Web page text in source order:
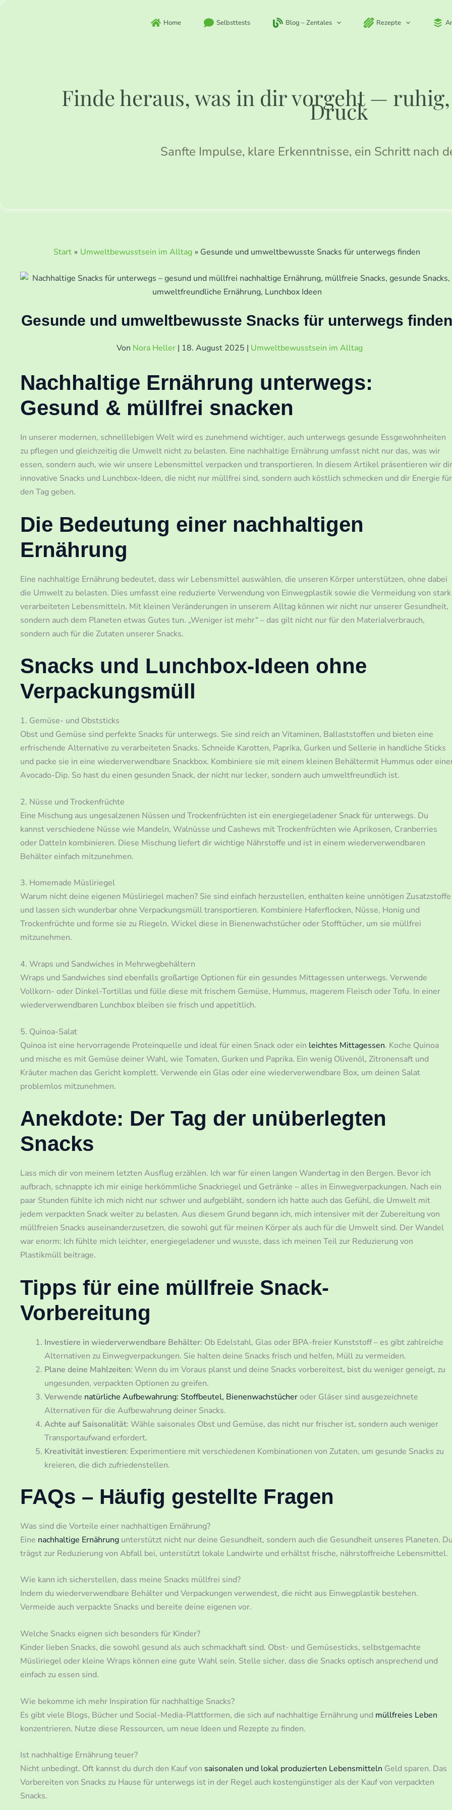
Home Selbsttests Blog – Zentales Rezepte
Finde heraus, was in dir vorgeht —
Druck
Sanfte Impulse, klare Erkenntnisse, ein Schritt nach
Start Umweltbewusstsein im Alltag Gesunde und umweltbewusste Snacks für unterwegs finden
Gesunde und umweltbewusste Snacks für unterwegs finden
Von Nora Heller | 18. August 2025 | Umweltbewusstsein im Alltag
Nachhaltige Ernährung unterwegs:
Gesund & müllfrei snacken
In unserer modernen, schnelllebigen Welt wird es zunehmend wichtiger, auch unterwegs gesunde Essgewohnheiten
zu pflegen und gleichzeitig die Umwelt nicht zu belasten. Eine nachhaltige Ernährung umfasst nicht nur das, was wir
essen, sondern auch, wie wir unsere Lebensmittel verpacken und transportieren. In diesem Artikel präsentieren wir dir
innovative Snacks und Lunchbox-Ideen, die nicht nur müllfrei sind, sondern auch köstlich schmecken und dir Energie für
den Tag geben.
Die Bedeutung einer nachhaltigen
Ernährung
Eine nachhaltige Ernährung bedeutet, dass wir Lebensmittel auswählen, die unseren Körper unterstützen, ohne dabei
die Umwelt zu belasten. Dies umfasst eine reduzierte Verwendung von Einwegplastik sowie die Vermeidung von stark
verarbeiteten Lebensmitteln. Mit kleinen Veränderungen in unserem Alltag können wir nicht nur unserer Gesundheit,
sondern auch dem Planeten etwas Gutes tun. „Weniger ist mehr“ – das gilt nicht nur für den Materialverbrauch,
sondern auch für die Zutaten unserer Snacks.
Snacks und Lunchbox-Ideen ohne
Verpackungsmüll
1. Gemüse- und Obststicks
Obst und Gemüse sind perfekte Snacks für unterwegs. Sie sind reich an Vitaminen, Ballaststoffen und bieten eine
erfrischende Alternative zu verarbeiteten Snacks. Schneide Karotten, Paprika, Gurken und Sellerie in handliche Sticks
und packe sie in eine wiederverwendbare Snackbox. Kombiniere sie mit einem kleinen Behältermit Hummus oder
Avocado-Dip. So hast du einen gesunden Snack, der nicht nur lecker, sondern auch umweltfreundlich ist.
2. Nüsse und Trockenfrüchte
Eine Mischung aus ungesalzenen Nüssen und Trockenfrüchten ist ein energiegeladener Snack für unterwegs. Du
kannst verschiedene Nüsse wie Mandeln, Walnüsse und Cashews mit Trockenfrüchten wie Aprikosen, Cranberries
oder Datteln kombinieren. Diese Mischung liefert dir wichtige Nährstoffe und ist in einem wiederverwendbaren
Behälter einfach mitzunehmen.
3. Homemade Müsliriegel
Warum nicht deine eigenen Müsliriegel machen? Sie sind einfach herzustellen, enthalten keine unnötigen Zusatzstoffe
und lassen sich wunderbar ohne Verpackungsmüll transportieren. Kombiniere Haferflocken, Nüsse, Honig und
Trockenfrüchte und forme sie zu Riegeln. Wickel diese in Bienenwachstücher oder Stofftücher, um sie müllfrei
mitzunehmen.
4. Wraps und Sandwiches in Mehrwegbehältern
Wraps und Sandwiches sind ebenfalls großartige Optionen für ein gesundes Mittagessen unterwegs. Verwende
Vollkorn- oder Dinkel-Tortillas und fülle diese mit frischem Gemüse, Hummus, magerem Fleisch oder Tofu. In einer
wiederverwendbaren Lunchbox bleiben sie frisch und appetitlich.
5. Quinoa-Salat
Quinoa ist eine hervorragende Proteinquelle und ideal für einen Snack oder ein leichtes Mittagessen. Koche Quinoa
und mische es mit Gemüse deiner Wahl, wie Tomaten, Gurken und Paprika. Ein wenig Olivenöl, Zitronensaft und
Kräuter machen das Gericht komplett. Verwende ein Glas oder eine wiederverwendbare Box, um deinen Salat
problemlos mitzunehmen.
Anekdote: Der Tag der unüberlegten
Snacks
Lass mich dir von meinem letzten Ausflug erzählen. Ich war für einen langen Wandertag in den Bergen. Bevor ich
aufbrach, schnappte ich mir einige herkömmliche Snackriegel und Getränke – alles in Einwegverpackungen. Nach ein
paar Stunden fühlte ich mich nicht nur schwer und aufgebläht, sondern ich hatte auch das Gefühl, die Umwelt mit
jedem verpackten Snack weiter zu belasten. Aus diesem Grund begann ich, mich intensiver mit der Zubereitung von
müllfreien Snacks auseinanderzusetzen, die sowohl gut für meinen Körper als auch für die Umwelt sind. Der Wandel
war enorm: Ich fühlte mich leichter, energiegeladener und wusste, dass ich meinen Teil zur Reduzierung von
Plastikmüll beitrage.
Tipps für eine müllfreie Snack-
Vorbereitung
Investiere in wiederverwendbare Behälter: Ob Edelstahl, Glas oder BPA-freier Kunststoff – es gibt zahlreiche
Alternativen zu Einwegverpackungen. Sie halten deine Snacks frisch und helfen, Müll zu vermeiden.
Plane deine Mahlzeiten: Wenn du im Voraus planst und deine Snacks vorbereitest, bist du weniger geneigt, zu
ungesunden, verpackten Optionen zu greifen.
Verwende natürliche Aufbewahrung: Stoffbeutel, Bienenwachstücheroder Gläser sind ausgezeichnete
Alternativen für die Aufbewahrung deiner Snacks.
Achte auf Saisonalität: Wähle saisonales Obst und Gemüse, das nicht nur frischer ist, sondern auch weniger
Transportaufwand erfordert.
Kreativität investieren: Experimentiere mit verschiedenen Kombinationen von Zutaten, um gesunde Snacks zu
kreieren, die dich zufriedenstellen.
FAQs – Häufig gestellte Fragen
Was sind die Vorteile einer nachhaltigen Ernährung?
Eine nachhaltige Ernährung unterstützt nicht nur deine Gesundheit, sondern auch die Gesundheit unseres Planeten. Du
trägst zur Reduzierung von Abfall bei, unterstützt lokale Landwirte und erhältst frische, nährstoffreiche Lebensmittel.
Wie kann ich sicherstellen, dass meine Snacks müllfrei sind?
Indem du wiederverwendbare Behälter und Verpackungen verwendest, die nicht aus Einwegplastik bestehen.
Vermeide auch verpackte Snacks und bereite deine eigenen vor.
Welche Snacks eignen sich besonders für Kinder?
Kinder lieben Snacks, die sowohl gesund als auch schmackhaft sind. Obst- und Gemüsesticks, selbstgemachte
Müsliriegel oder kleine Wraps können eine gute Wahl sein. Stelle sicher, dass die Snacks optisch ansprechend und
einfach zu essen sind.
Wie bekomme ich mehr Inspiration für nachhaltige Snacks?
Es gibt viele Blogs, Bücher und Social-Media-Plattformen, die sich auf nachhaltige Ernährung und müllfreies Leben
konzentrieren. Nutze diese Ressourcen, um neue Ideen und Rezepte zu finden.
Ist nachhaltige Ernährung teuer?
Nicht unbedingt. Oft kannst du durch den Kauf von saisonalen und lokal produzierten Lebensmitteln Geld sparen. Das
Vorbereiten von Snacks zu Hause für unterwegs ist in der Regel auch kostengünstiger als der Kauf von verpackten
Snacks.